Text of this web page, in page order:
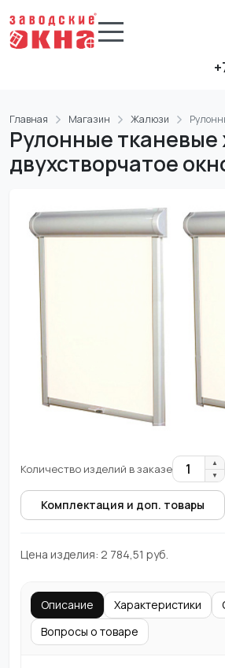
Главная Магазин Жалюзи
Рулонные
двухстворчатое
Количество изделий в заказе 1
▲
▼
Комплектация и доп. товары
Цена изделия: 2 784,51 руб.
Описание Характеристики
Вопросы о товаре